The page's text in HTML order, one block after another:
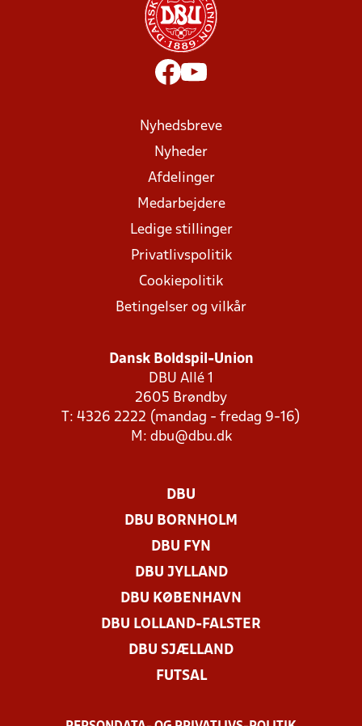
Nyhedsbreve
Nyheder
Afdelinger
Medarbejdere
Ledige stillinger
Privatlivspolitik
Cookiepolitik
Betingelser og vilkår
Dansk Boldspil-Union
DBU Allé 1
2605 Brøndby
T: 4326 2222 (mandag - fredag 9-16)
M: dbu@dbu.dk
DBU
DBU BORNHOLM
DBU FYN
DBU JYLLAND
DBU KØBENHAVN
DBU LOLLAND-FALSTER
DBU SJÆLLAND
FUTSAL